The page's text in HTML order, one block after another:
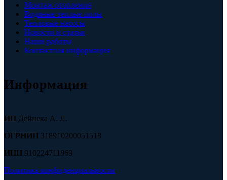
Монтаж отопления
Водяные теплые полы
Тепловые насосы
Новости и статьи
Наши работы
Контактная информация
Информация
ИП Дейнека А. Л.
ОГРНИП 318910200051518
ИНН 910224711869
Политика конфиденциальности